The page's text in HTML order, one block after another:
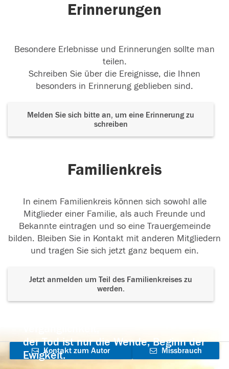
Erinnerungen
Besondere Erlebnisse und Erinnerungen sollte man
teilen.
Schreiben Sie über die Ereignisse, die Ihnen
besonders in Erinnerung geblieben sind.
Melden Sie sich bitte an, um eine Erinnerung zu
schreiben
Familienkreis
In einem Familienkreis können sich sowohl alle
Mitglieder einer Familie, als auch Freunde und
Bekannte eintragen und so eine Trauergemeinde
bilden. Bleiben Sie in Kontakt mit anderen Mitgliedern
und tragen Sie sich jetzt ganz bequem ein.
Jetzt anmelden um Teil des Familienkreises zu
werden.
der Tod ist nur die Wende, Beginn der
Ewigkeit.
Kontakt zum Autor
Missbrauch